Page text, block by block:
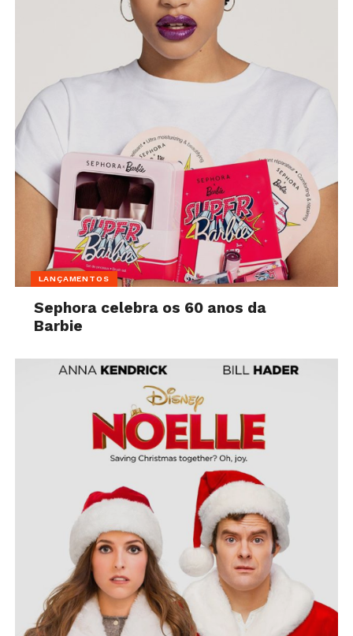
LANÇAMENTOS
Sephora celebra os 60 anos da
Barbie